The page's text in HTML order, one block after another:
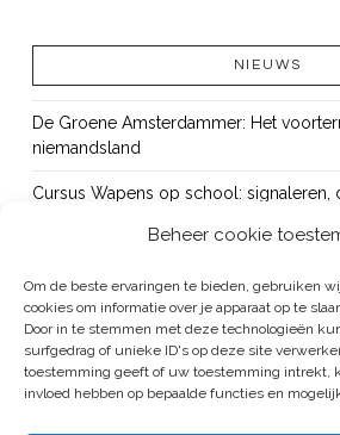
Beheer cookie
Om de beste ervaringen te bieden, gebruiken
cookies om informatie over je apparaat op te
Door in te stemmen met deze technologieën
surfgedrag of unieke ID's op deze site
toestemming geeft of uw toestemming intrekt,
invloed hebben op bepaalde functies en
NIEUWS
De Groene Amsterdammer: Het
niemandsland
Cursus Wapens op school: signaleren,
Bureau Beke ontwikkelt jeugdmonitor
Vacature: senior onderzoeker